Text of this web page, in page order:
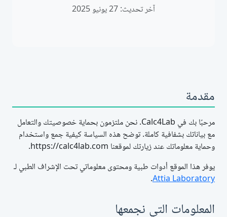
آخر تحديث: 27 يونيو 2025
مقدمة
مرحبًا بك في Calc4Lab. نحن ملتزمون بحماية خصوصيتك والتعامل
مع بياناتك بشفافية كاملة. توضح هذه السياسة كيفية جمع واستخدام
وحماية معلوماتك عند زيارتك لموقعنا https://calc4lab.com.
يوفر هذا الموقع أدوات طبية ومحتوى معلوماتي تحت الإشراف الطبي لـ
Attia Laboratory
.
المعلومات التي نجمعها